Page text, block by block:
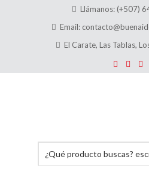
Llámanos: (+507)
Email:
El Carate, Las Tablas,